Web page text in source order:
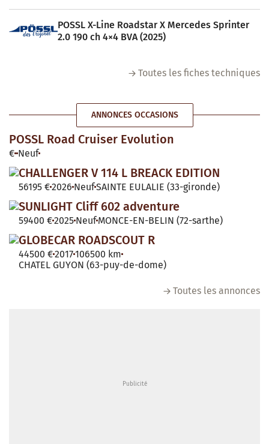
POSSL X-Line Roadstar X Mercedes Sprinter
2.0 190 ch 4×4 BVA (2025)
Toutes les fiches techniques
ANNONCES OCCASIONS
POSSL Road Cruiser Evolution
€ Neuf
CHALLENGER V 114 L BREACK EDITION
56195 €2026 NeufSAINTE EULALIE (33-gironde)
SUNLIGHT Cliff 602 adventure
59400 €2025 Neuf MONCE-EN-BELIN (72-sarthe)
GLOBECAR ROADSCOUT R
44500 €2017106500 km
CHATEL GUYON (63-puy-de-dome)
Toutes les annonces